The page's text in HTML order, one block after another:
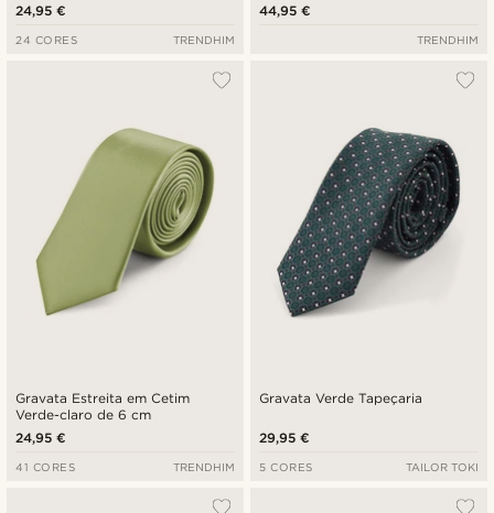
24,95 €
24 CORES TRENDHIM
44,95 €
TRENDHIM
Gravata Estreita em Cetim
Verde-claro de 6 cm
24,95 €
41 CORES TRENDHIM
Gravata Verde Tapeçaria
29,95 €
5 CORES TAILOR TOKI